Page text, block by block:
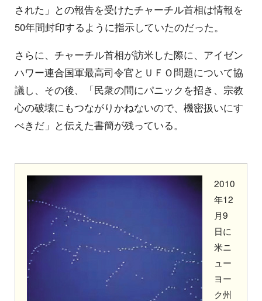
された」との報告を受けたチャーチル首相は情報を
50年間封印するように指示していたのだった。
さらに、チャーチル首相が訪米した際に、アイゼン
ハワー連合国軍最高司令官とＵＦＯ問題について協
議し、その後、「民衆の間にパニックを招き、宗教
心の破壊にもつながりかねないので、機密扱いにす
べきだ」と伝えた書簡が残っている。
2010
年12
月9
日に
米ニ
ュー
ヨー
ク州